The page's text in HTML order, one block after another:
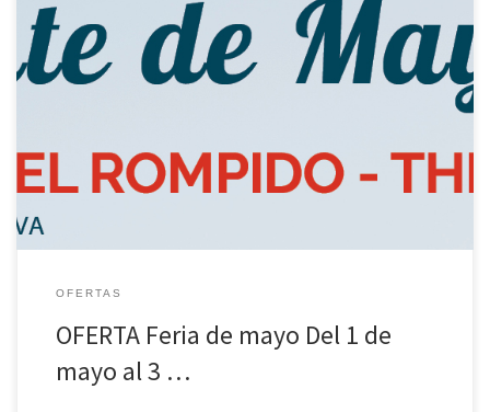
OFERTA Feria de mayo Del 1 de mayo al 3 de mayo de 2.020 – 2
noches de estancia TODO incluido. DESDE 257.6 PARA DOS
reserva. – Si la cancelación […]
OFERTAS
OFERTA Feria de mayo Del 1 de
mayo al 3 …